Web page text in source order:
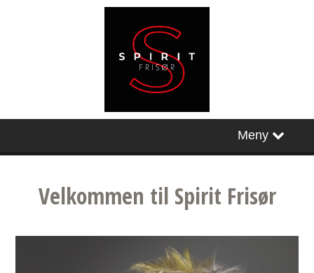
Meny
Brud hos oss
Facebook
Velkommen til Spirit Frisør